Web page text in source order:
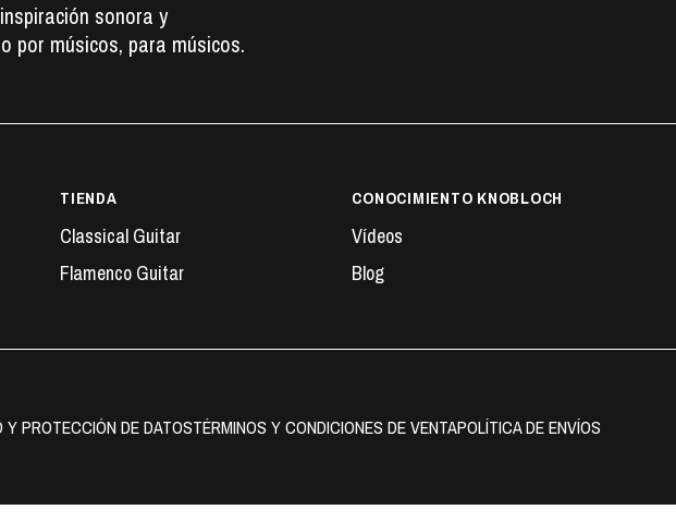
sonora y
por músicos, para músicos.
TIENDA
Classical Guitar
Flamenco Guitar
CONOCIMIENTO KNOBLOCH
Vídeos
Blog
Y PROTECCIÓN DE DATOSTÉRMINOS Y CONDICIONES DE VENTAPOLÍTICA DE ENVÍOS